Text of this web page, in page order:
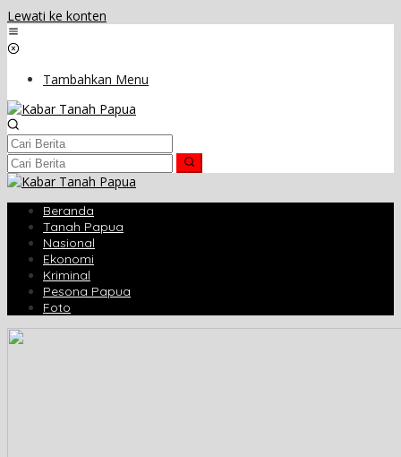
Lewati ke konten
Tambahkan Menu
Beranda
Tanah Papua
Nasional
Ekonomi
Kriminal
Pesona Papua
Foto